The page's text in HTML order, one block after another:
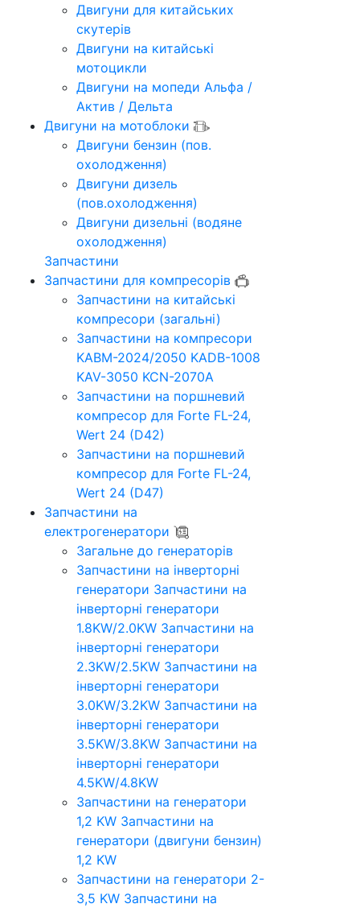
Двигуни для китайських
скутерів
Двигуни на китайські
мотоцикли
Двигуни на мопеди Альфа /
Актив / Дельта
Двигуни на мотоблоки
Двигуни бензин (пов.
охолодження)
Двигуни дизель
(пов.охолодження)
Двигуни дизельні (водяне
охолодження)
Запчастини
Запчастини для компресорів
Запчастини на китайські
компресори (загальні)
Запчастини на компресори
KABM-2024/2050 KADB-1008
KAV-3050 KCN-2070A
Запчастини на поршневий
компресор для Forte FL-24,
Wert 24 (D42)
Запчастини на поршневий
компресор для Forte FL-24,
Wert 24 (D47)
Запчастини на
електрогенератори
Загальне до генераторів
Запчастини на інверторні
генератори Запчастини на
інверторні генератори
1.8KW/2.0KW Запчастини на
інверторні генератори
2.3KW/2.5KW Запчастини на
інверторні генератори
3.0KW/3.2KW Запчастини на
інверторні генератори
3.5KW/3.8KW Запчастини на
інверторні генератори
4.5KW/4.8KW
Запчастини на генератори
1,2 KW Запчастини на
генератори (двигуни бензин)
1,2 KW
Запчастини на генератори 2-
3,5 KW Запчастини на